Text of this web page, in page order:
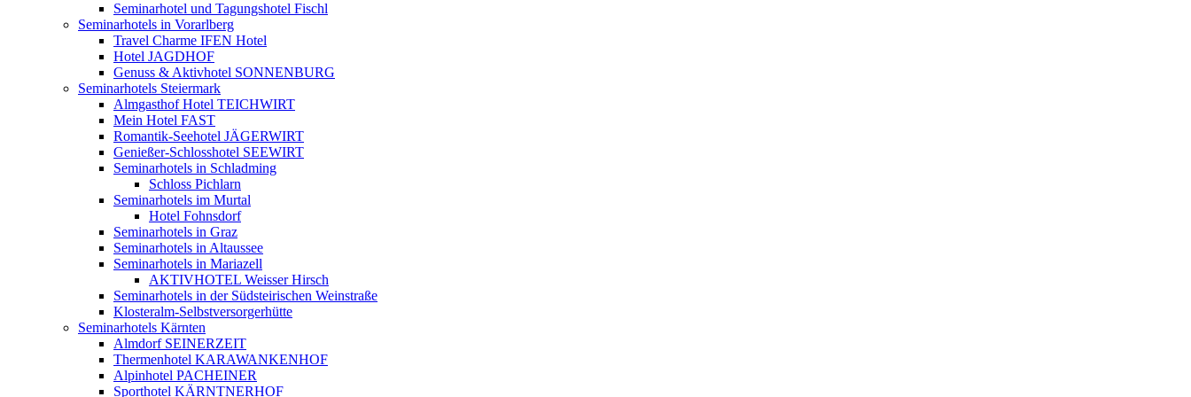
Seminarhotel und Tagungshotel Fischl
Seminarhotels in Vorarlberg
Travel Charme IFEN Hotel
Hotel JAGDHOF
Genuss & Aktivhotel SONNENBURG
Seminarhotels Steiermark
Almgasthof Hotel TEICHWIRT
Mein Hotel FAST
Romantik-Seehotel JÄGERWIRT
Genießer-Schlosshotel SEEWIRT
Seminarhotels in Schladming
Schloss Pichlarn
Seminarhotels im Murtal
Hotel Fohnsdorf
Seminarhotels in Graz
Seminarhotels in Altaussee
Seminarhotels in Mariazell
AKTIVHOTEL Weisser Hirsch
Seminarhotels in der Südsteirischen Weinstraße
Klosteralm-Selbstversorgerhütte
Seminarhotels Kärnten
Almdorf SEINERZEIT
Thermenhotel KARAWANKENHOF
Alpinhotel PACHEINER
Sporthotel KÄRNTNERHOF